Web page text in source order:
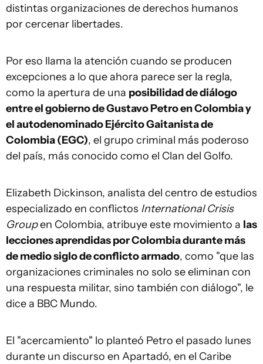
distintas organizaciones de derechos humanos
por cercenar libertades.
Por eso llama la atención cuando se producen
excepciones a lo que ahora parece ser la regla,
como la apertura de una posibilidad de diálogo
entre el gobierno de Gustavo Petro en Colombia y
el autodenominado Ejército Gaitanista de
Colombia (EGC), el grupo criminal más poderoso
del país, más conocido como el Clan del Golfo.
Elizabeth Dickinson, analista del centro de estudios
especializado en conflictos International Crisis
Groupen Colombia, atribuye este movimiento a las
lecciones aprendidas por Colombia durante más
de medio siglo de conflicto armado, como "que las
organizaciones criminales no solo se eliminan con
una respuesta militar, sino también con diálogo", le
dice a BBC Mundo.
El "acercamiento" lo planteó Petro el pasado lunes
durante un discurso en Apartadó, en el Caribe